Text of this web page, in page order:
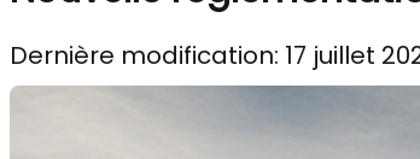
Dernière modification: 17 juillet